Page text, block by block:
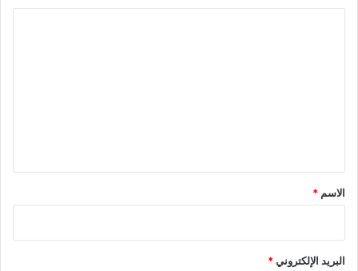
*
الاسم *
البريد الإلكتروني*